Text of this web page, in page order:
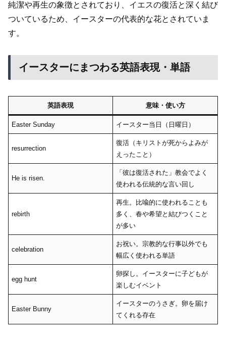
純潔や再生の象徴とされており、イエスの復活と深く結び
ついているため、イースターの代表的な花とされていま
す。
イースターにまつわる英語表現・単語
英語表現 意味・使い方
Easter Sunday イースター当日（日曜日）
resurrection
復活（キリストが死からよみが
えったこと）
He is risen.
「彼は復活された」教会でよく
使われる伝統的な言い回し
rebirth
再生。比喩的に使われることも
多く、春や希望と結びつくこと
が多い
celebration
お祝い。宗教的な行事以外でも
幅広く使われる単語
egg hunt
卵探し。イースターに子どもが
楽しむイベント
Easter Bunny
イースターのうさぎ。卵を届け
てくれる存在